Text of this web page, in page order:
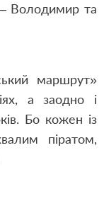
Володимир та
маршрут»
а заодно і
Бо кожен із
піратом,